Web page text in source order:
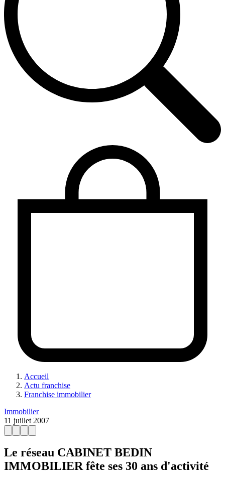
Accueil
Actu franchise
Franchise immobilier
Immobilier
11 juillet 2007
Le réseau CABINET BEDIN
IMMOBILIER fête ses 30 ans d'activité